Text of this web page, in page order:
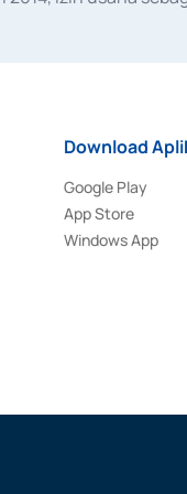
Download
Google Play
App Store
Windows App